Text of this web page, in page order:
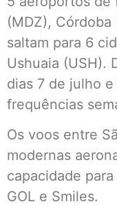
(MDZ),
saltam para 6
Ushuaia (USH).
dias 7 de julho
frequências
Os voos entre
modernas
capacidade
GOL e Smiles.